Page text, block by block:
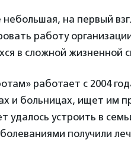
на первый
работу
в сложной жизненной
работает с 2004
и больницах, ищет им
удалось устроить в
получили